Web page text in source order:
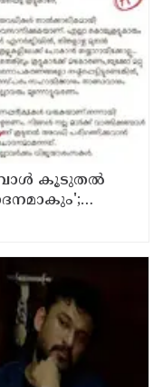
കൂടുതല്‍
വൈറല്‍